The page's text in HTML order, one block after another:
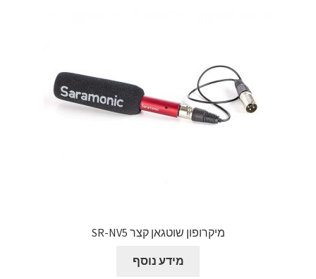
מיקרופון שוטגאן קצר SR-NV5
מידע נוסף